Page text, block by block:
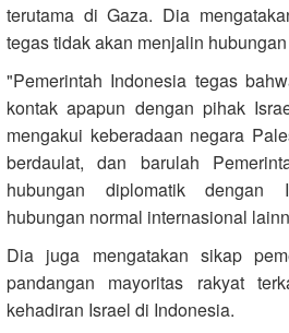
terutama di Gaza. Dia
tegas tidak akan menjalin
"Pemerintah Indonesia tegas
kontak apapun dengan pihak
mengakui keberadaan negara
berdaulat, dan barulah
hubungan diplomatik dengan
hubungan normal internasional
Dia juga mengatakan sikap
pandangan mayoritas rakyat
kehadiran Israel di Indonesia.